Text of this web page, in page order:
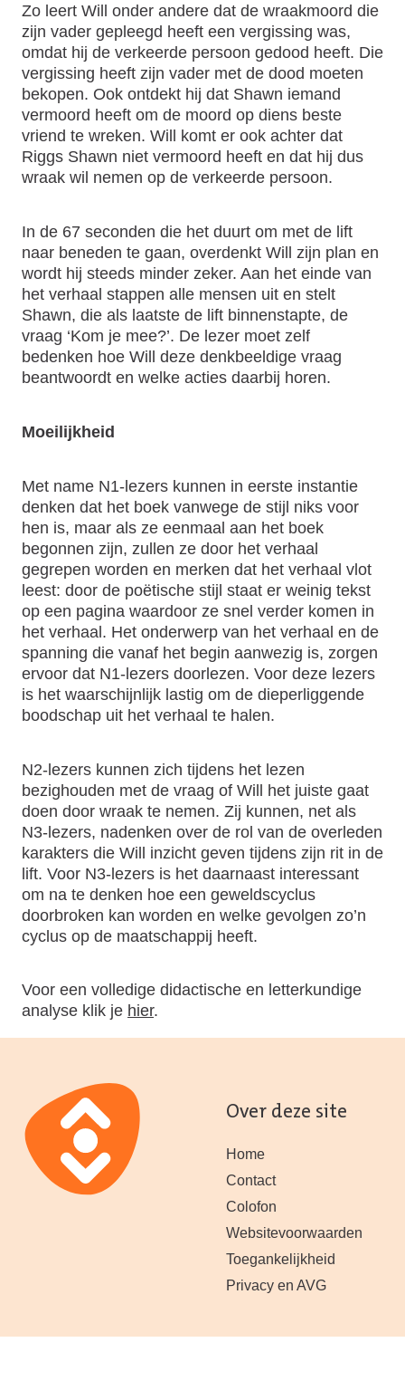
Zo leert Will onder andere dat de wraakmoord die
zijn vader gepleegd heeft een vergissing was,
omdat hij de verkeerde persoon gedood heeft. Die
vergissing heeft zijn vader met de dood moeten
bekopen. Ook ontdekt hij dat Shawn iemand
vermoord heeft om de moord op diens beste
vriend te wreken. Will komt er ook achter dat
Riggs Shawn niet vermoord heeft en dat hij dus
wraak wil nemen op de verkeerde persoon.
In de 67 seconden die het duurt om met de lift
naar beneden te gaan, overdenkt Will zijn plan en
wordt hij steeds minder zeker. Aan het einde van
het verhaal stappen alle mensen uit en stelt
Shawn, die als laatste de lift binnenstapte, de
vraag ‘Kom je mee?’. De lezer moet zelf
bedenken hoe Will deze denkbeeldige vraag
beantwoordt en welke acties daarbij horen.
Moeilijkheid
Met name N1-lezers kunnen in eerste instantie
denken dat het boek vanwege de stijl niks voor
hen is, maar als ze eenmaal aan het boek
begonnen zijn, zullen ze door het verhaal
gegrepen worden en merken dat het verhaal vlot
leest: door de poëtische stijl staat er weinig tekst
op een pagina waardoor ze snel verder komen in
het verhaal. Het onderwerp van het verhaal en de
spanning die vanaf het begin aanwezig is, zorgen
ervoor dat N1-lezers doorlezen. Voor deze lezers
is het waarschijnlijk lastig om de dieperliggende
boodschap uit het verhaal te halen.
N2-lezers kunnen zich tijdens het lezen
bezighouden met de vraag of Will het juiste gaat
doen door wraak te nemen. Zij kunnen, net als
N3-lezers, nadenken over de rol van de overleden
karakters die Will inzicht geven tijdens zijn rit in de
lift. Voor N3-lezers is het daarnaast interessant
om na te denken hoe een geweldscyclus
doorbroken kan worden en welke gevolgen zo’n
cyclus op de maatschappij heeft.
Voor een volledige didactische en letterkundige
analyse klik je hier.
Over deze site
Home
Contact
Colofon
Websitevoorwaarden
Toegankelijkheid
Privacy en AVG